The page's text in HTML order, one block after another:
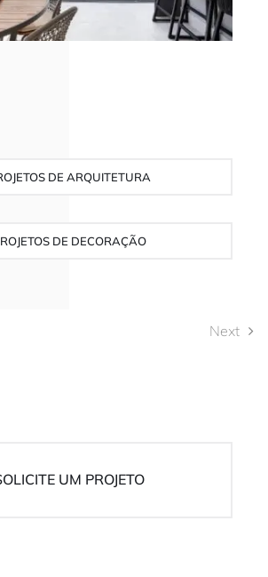
DE ARQUITETURA
DE DECORAÇÃO
Next
UM PROJETO